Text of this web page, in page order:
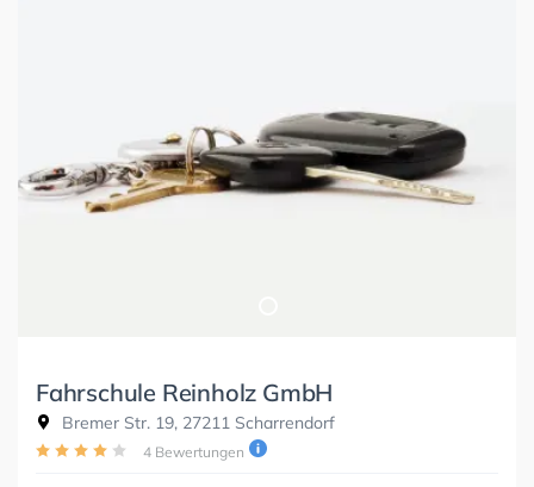
Fahrschule Reinholz GmbH
Bremer Str. 19, 27211 Scharrendorf
4 Bewertungen